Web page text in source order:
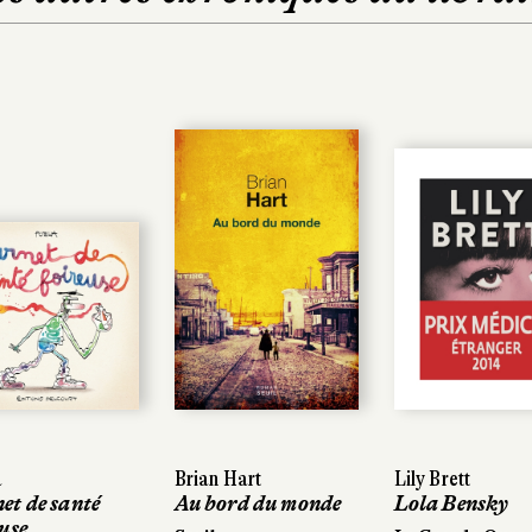
Au bord du monde
Lily Brett
Lola Bensky
Thierry
Faux
Au bord du monde
Lily Brett
Lola Bensky
Thierry
Faux